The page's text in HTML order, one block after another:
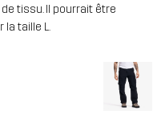
tissu. Il pourrait être
taille L.